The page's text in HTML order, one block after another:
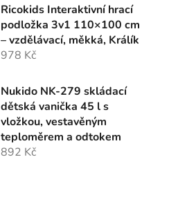
Ricokids Interaktivní hrací
podložka 3v1 110×100 cm
– vzdělávací, měkká, Králík
978 Kč
Nukido NK-279 skládací
dětská vanička 45 l s
vložkou, vestavěným
teploměrem a odtokem
892 Kč